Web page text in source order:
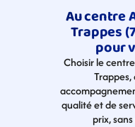
Au centre
Trappes
pour
Choisir le
Trappes,
qualité et de
prix,